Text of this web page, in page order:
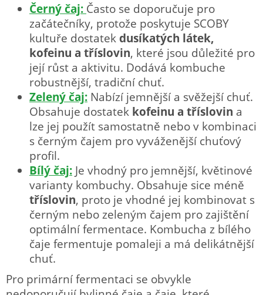
Černý čaj: Často se doporučuje pro
začátečníky, protože poskytuje SCOBY
kultuře dostatek dusíkatých látek,
kofeinu a tříslovin, které jsou důležité pro
její růst a aktivitu. Dodává kombuche
robustnější, tradiční chuť.
Zelený čaj: Nabízí jemnější a svěžejší chuť.
Obsahuje dostatek kofeinu a tříslovin a
lze jej použít samostatně nebo v kombinaci
s černým čajem pro vyváženější chuťový
profil.
Bílý čaj: Je vhodný pro jemnější, květinové
varianty kombuchy. Obsahuje sice méně
tříslovin, proto je vhodné jej kombinovat s
černým nebo zeleným čajem pro zajištění
optimální fermentace. Kombucha z bílého
čaje fermentuje pomaleji a má delikátnější
chuť.
Pro primární fermentaci se obvykle